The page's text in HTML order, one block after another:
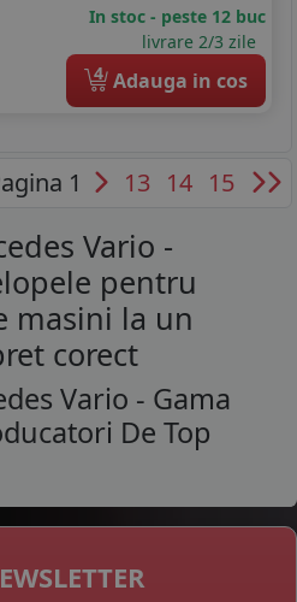
In stoc - peste 12 buc
livrare 2/3 zile
4 Adauga in cos
1 13 14 15
Vario -
pentru
masini la un
corect
Vario - Gama
De Top